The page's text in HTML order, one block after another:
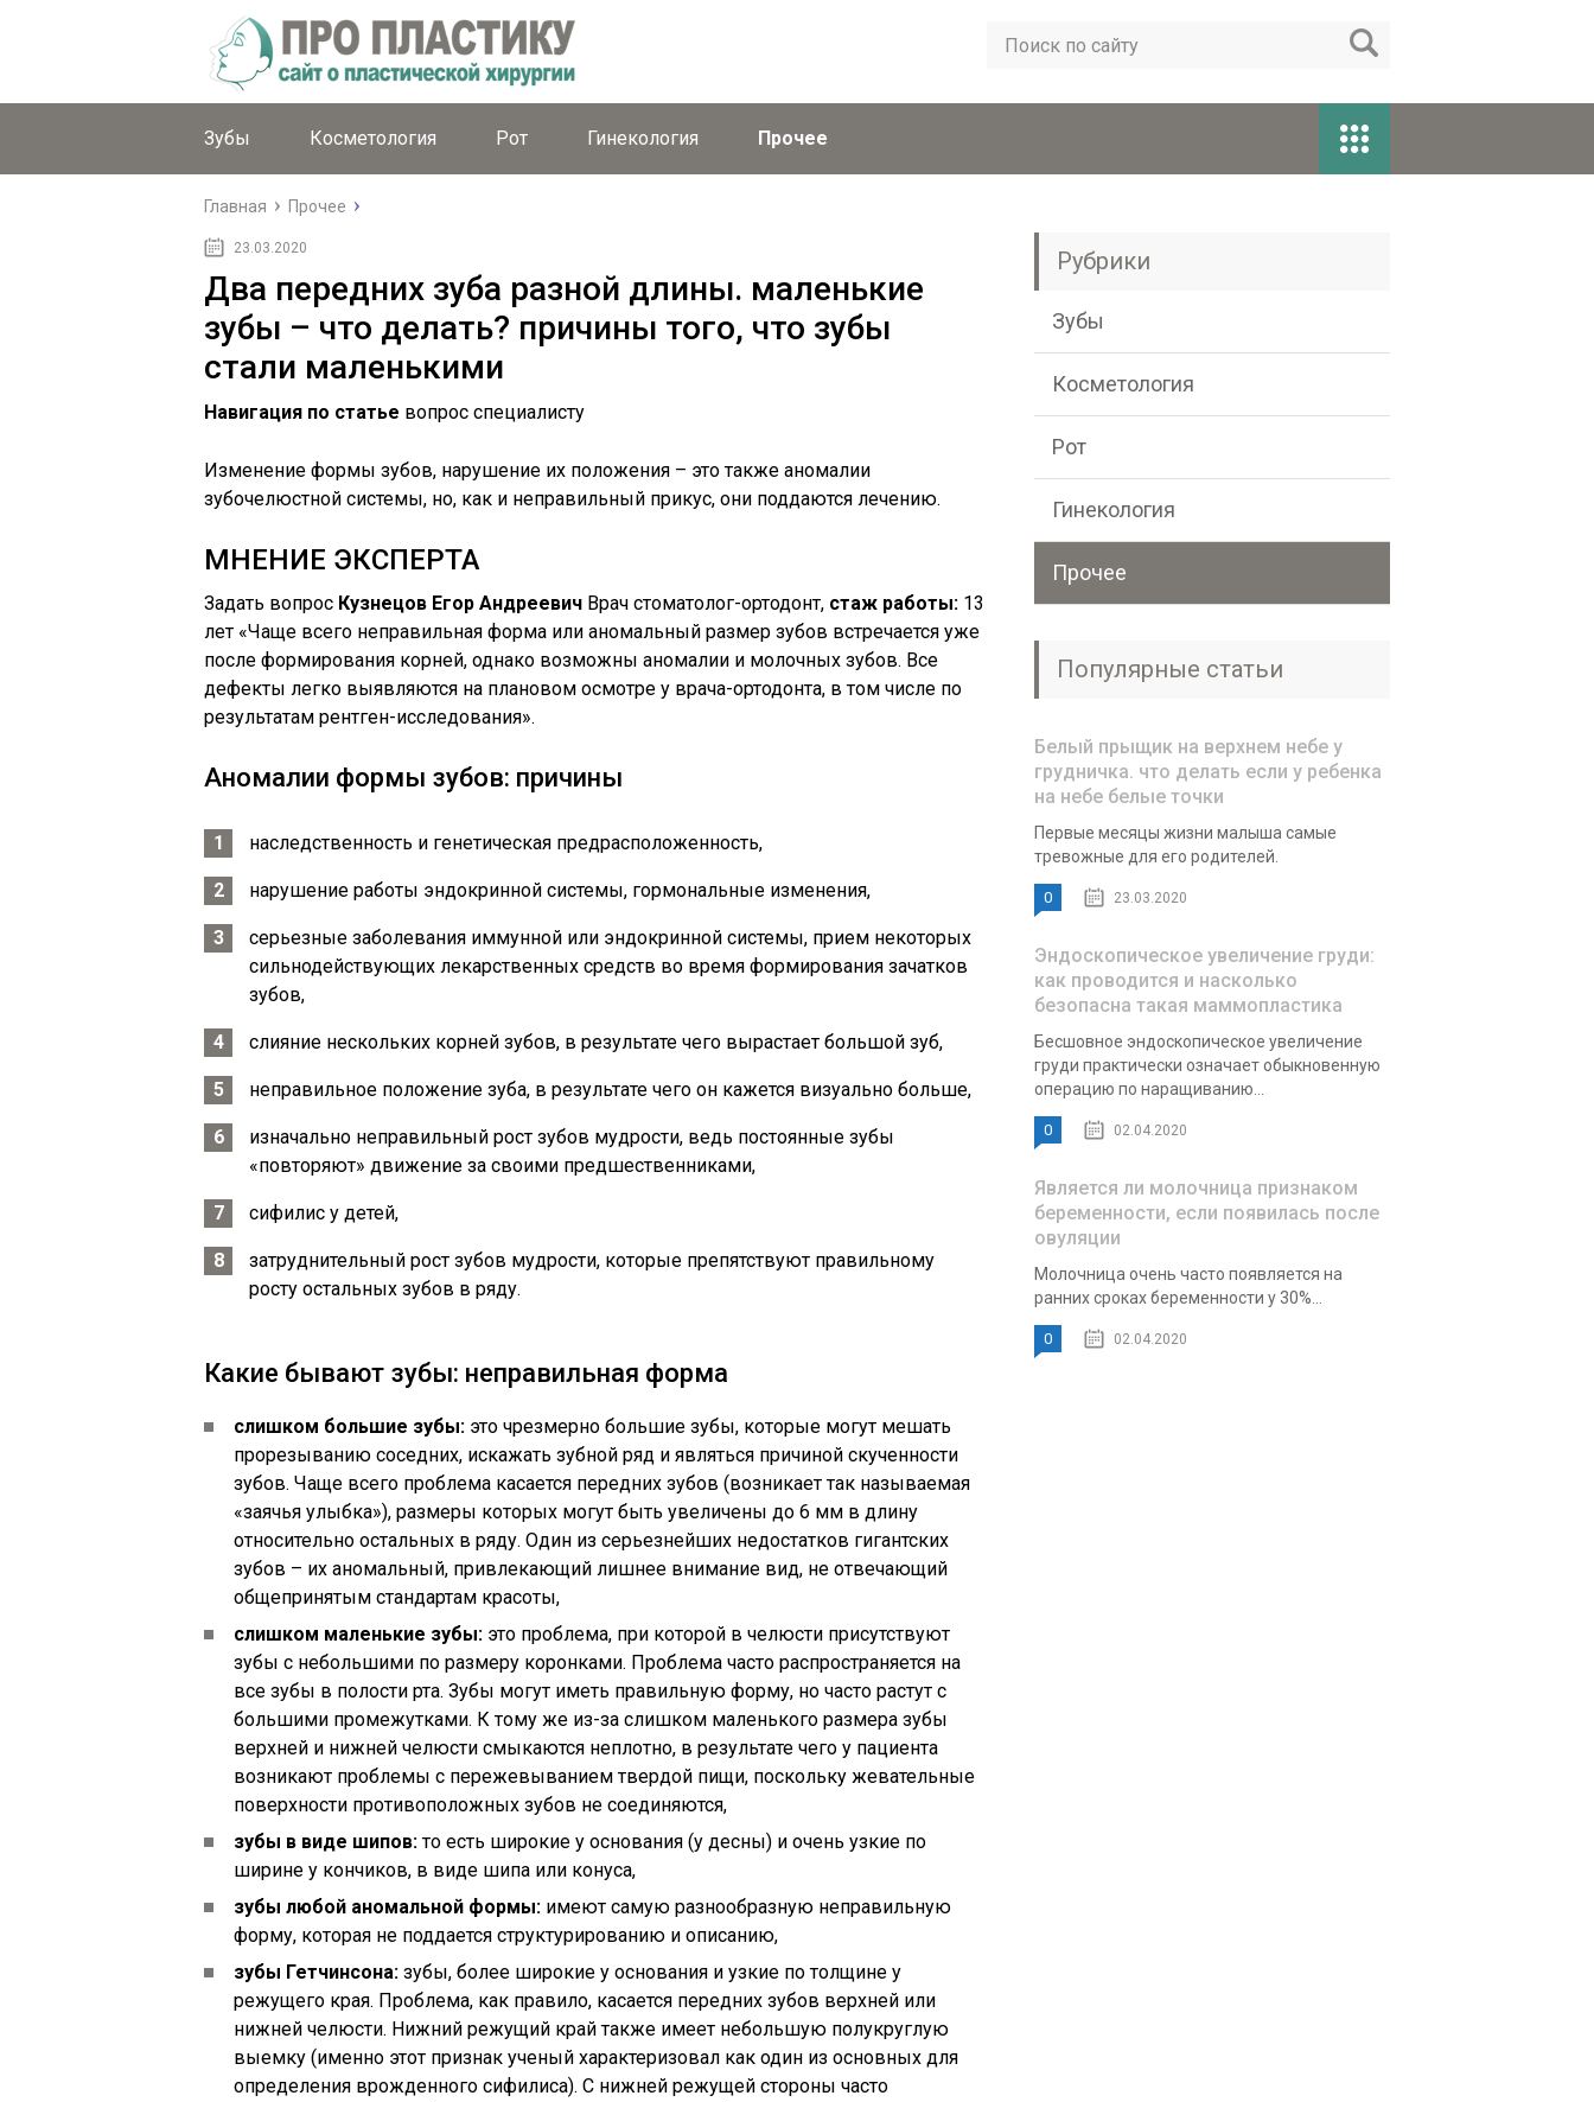
Зубы Косметология Рот Гинекология Прочее
Главная Прочее
23.03.2020
Два передних зуба разной длины. маленькие
зубы – что делать? причины того, что зубы
стали маленькими
Навигация по статье вопрос специалисту
Изменение формы зубов, нарушение их положения – это также аномалии
зубочелюстной системы, но, как и неправильный прикус, они поддаются лечению.
МНЕНИЕ ЭКСПЕРТА
Задать вопрос Кузнецов Егор Андреевич Врач стоматолог-ортодонт, стаж работы: 13
лет «Чаще всего неправильная форма или аномальный размер зубов встречается уже
после формирования корней, однако возможны аномалии и молочных зубов. Все
дефекты легко выявляются на плановом осмотре у врача-ортодонта, в том числе по
результатам рентген-исследования».
Аномалии формы зубов: причины
наследственность и генетическая предрасположенность,
нарушение работы эндокринной системы, гормональные изменения,
серьезные заболевания иммунной или эндокринной системы, прием некоторых
сильнодействующих лекарственных средств во время формирования зачатков
зубов,
слияние нескольких корней зубов, в результате чего вырастает большой зуб,
неправильное положение зуба, в результате чего он кажется визуально больше,
изначально неправильный рост зубов мудрости, ведь постоянные зубы
«повторяют» движение за своими предшественниками,
сифилис у детей,
затруднительный рост зубов мудрости, которые препятствуют правильному
росту остальных зубов в ряду.
Какие бывают зубы: неправильная форма
слишком большие зубы: это чрезмерно большие зубы, которые могут мешать
прорезыванию соседних, искажать зубной ряд и являться причиной скученности
зубов. Чаще всего проблема касается передних зубов (возникает так называемая
«заячья улыбка»), размеры которых могут быть увеличены до 6 мм в длину
относительно остальных в ряду. Один из серьезнейших недостатков гигантских
зубов – их аномальный, привлекающий лишнее внимание вид, не отвечающий
общепринятым стандартам красоты,
слишком маленькие зубы: это проблема, при которой в челюсти присутствуют
зубы с небольшими по размеру коронками. Проблема часто распространяется на
все зубы в полости рта. Зубы могут иметь правильную форму, но часто растут с
большими промежутками. К тому же из-за слишком маленького размера зубы
верхней и нижней челюсти смыкаются неплотно, в результате чего у пациента
возникают проблемы с пережевыванием твердой пищи, поскольку жевательные
поверхности противоположных зубов не соединяются,
зубы в виде шипов:то есть широкие у основания (у десны) и очень узкие по
ширине у кончиков, в виде шипа или конуса,
зубы любой аномальной формы: имеют самую разнообразную неправильную
форму, которая не поддается структурированию и описанию,
зубы Гетчинсона: зубы, более широкие у основания и узкие по толщине у
режущего края. Проблема, как правило, касается передних зубов верхней или
нижней челюсти. Нижний режущий край также имеет небольшую полукруглую
выемку (именно этот признак ученый характеризовал как один из основных для
определения врожденного сифилиса). С нижней режущей стороны часто
Рубрики
Зубы
Косметология
Рот
Гинекология
Прочее
Популярные статьи
Белый прыщик на верхнем небе у
грудничка. что делать если у ребенка
на небе белые точки
Первые месяцы жизни малыша самые
тревожные для его родителей.
0 23.03.2020
Эндоскопическое увеличение груди:
как проводится и насколько
безопасна такая маммопластика
Бесшовное эндоскопическое увеличение
груди практически означает обыкновенную
операцию по наращиванию...
0 02.04.2020
Является ли молочница признаком
беременности, если появилась после
овуляции
Молочница очень часто появляется на
ранних сроках беременности у 30%...
0 02.04.2020